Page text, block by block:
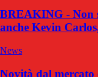
BREAKING - Non
anche Kevin
News
Novità dal mercato